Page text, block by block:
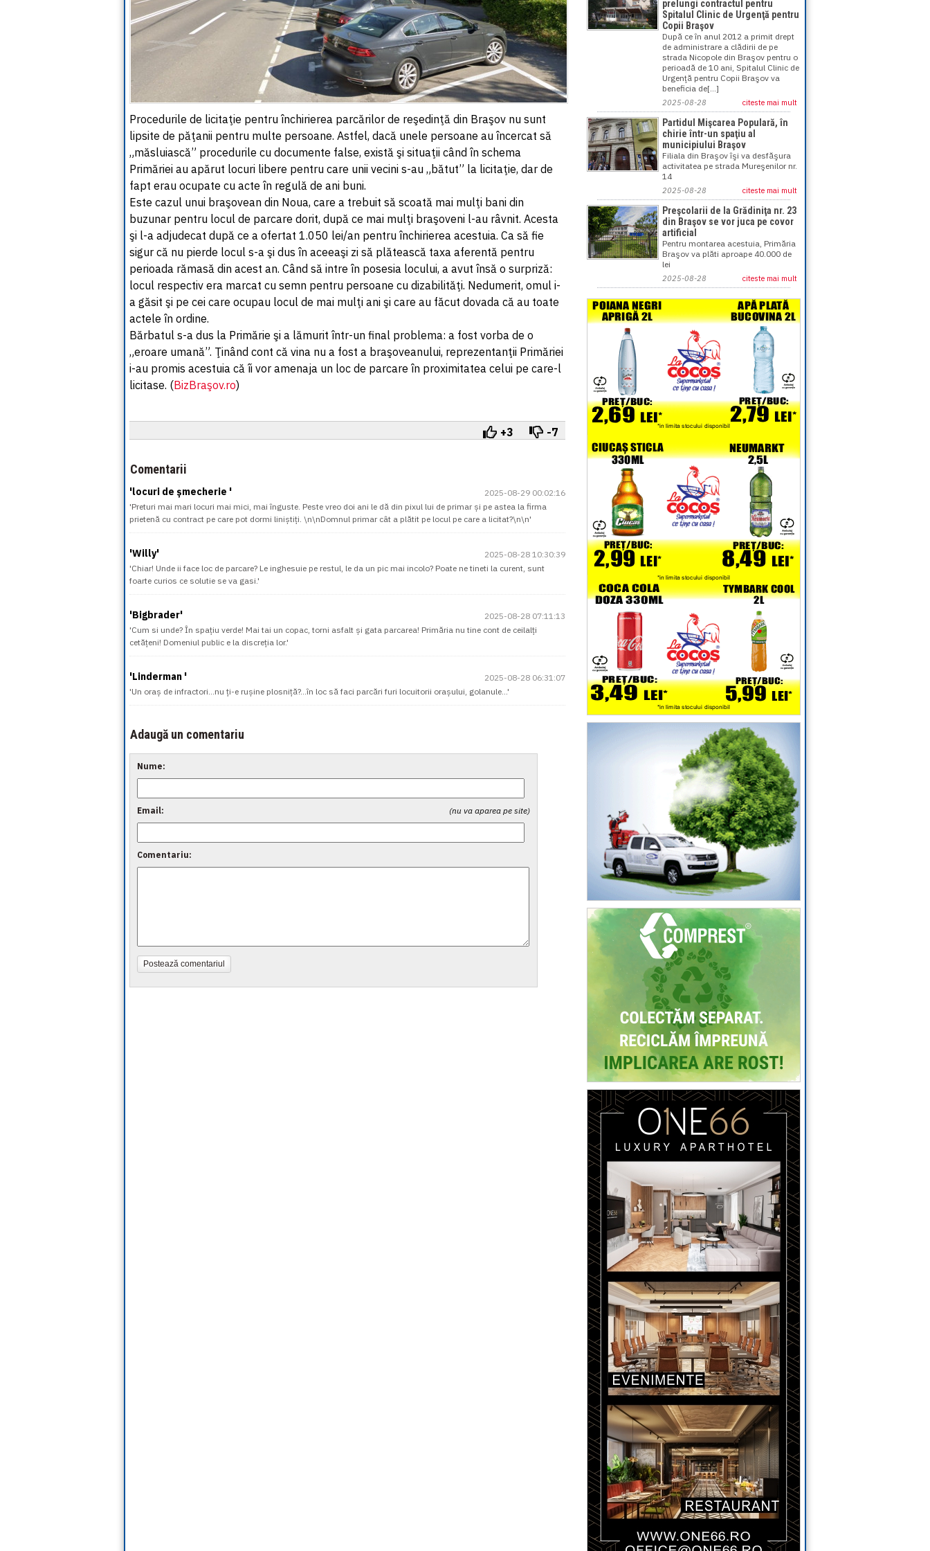
Procedurile de licitaţie pentru închirierea parcărilor de reşedinţă din Braşov nu sunt
lipsite de păţanii pentru multe persoane. Astfel, dacă unele persoane au încercat să
„măsluiască” procedurile cu documente false, există şi situaţii când în schema
Primăriei au apărut locuri libere pentru care unii vecini s-au „bătut” la licitaţie, dar de
fapt erau ocupate cu acte în regulă de ani buni.
Este cazul unui braşovean din Noua, care a trebuit să scoată mai mulţi bani din
buzunar pentru locul de parcare dorit, după ce mai mulţi braşoveni l-au râvnit. Acesta
şi l-a adjudecat după ce a ofertat 1.050 lei/an pentru închirierea acestuia. Ca să fie
sigur că nu pierde locul s-a şi dus în aceeaşi zi să plătească taxa aferentă pentru
perioada rămasă din acest an. Când să intre în posesia locului, a avut însă o surpriză:
locul respectiv era marcat cu semn pentru persoane cu dizabilităţi. Nedumerit, omul i-
a găsit şi pe cei care ocupau locul de mai mulţi ani şi care au făcut dovada că au toate
actele în ordine.
Bărbatul s-a dus la Primărie şi a lămurit într-un final problema: a fost vorba de o
„eroare umană”. Ţinând cont că vina nu a fost a braşoveanului, reprezentanţii Primăriei
i-au promis acestuia că îi vor amenaja un loc de parcare în proximitatea celui pe care-l
licitase. (BizBraşov.ro)
+3 -7
Comentarii
'locuri de șmecherie '
2025-08-29 00:02:16
'Preturi mai mari locuri mai mici, mai înguste. Peste vreo doi ani le dă din pixul lui de primar și pe astea la firma
prietenă cu contract pe care pot dormi liniștiți. \n\nDomnul primar cât a plătit pe locul pe care a licitat?\n\n'
'Willy'
2025-08-28 10:30:39
'Chiar! Unde ii face loc de parcare? Le inghesuie pe restul, le da un pic mai incolo? Poate ne tineti la curent, sunt
foarte curios ce solutie se va gasi.'
'Bigbrader'
2025-08-28 07:11:13
'Cum si unde? În spațiu verde! Mai tai un copac, torni asfalt și gata parcarea! Primăria nu tine cont de ceilalți
cetățeni! Domeniul public e la discreția lor.'
'Linderman '
2025-08-28 06:31:07
'Un oraș de infractori...nu ți-e rușine plosniță?...în loc să faci parcări furi locuitorii orașului, golanule...'
Adaugă un comentariu
Nume:
(nu va aparea pe site)
Email:
Comentariu:
Postează comentariul
prelungi contractul pentru
Spitalul Clinic de Urgenţă pentru
Copii Braşov
După ce în anul 2012 a primit drept
de administrare a clădirii de pe
strada Nicopole din Braşov pentru o
perioadă de 10 ani, Spitalul Clinic de
Urgenţă pentru Copii Braşov va
beneficia de[...]
2025-08-28 citeste mai mult
Partidul Mişcarea Populară, în
chirie într-un spaţiu al
municipiului Braşov
Filiala din Braşov îşi va desfăşura
activitatea pe strada Mureşenilor nr.
14
2025-08-28 citeste mai mult
Preşcolarii de la Grădiniţa nr. 23
din Braşov se vor juca pe covor
artificial
Pentru montarea acestuia, Primăria
Braşov va plăti aproape 40.000 de
lei
2025-08-28 citeste mai mult